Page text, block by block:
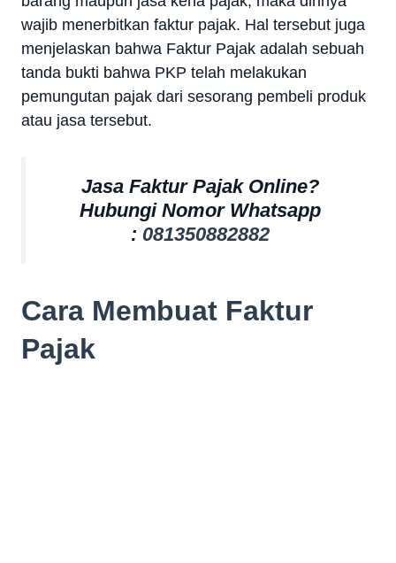
wajib menerbitkan faktur pajak. Hal tersebut juga
menjelaskan bahwa Faktur Pajak adalah sebuah
tanda bukti bahwa PKP telah melakukan
pemungutan pajak dari sesorang pembeli produk
atau jasa tersebut.
Jasa Faktur Pajak Online?
Hubungi Nomor Whatsapp
: 081350882882
Cara Membuat Faktur
Pajak